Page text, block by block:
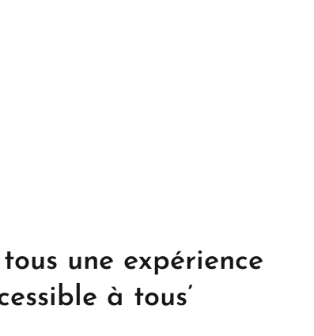
une expérience
à tous’